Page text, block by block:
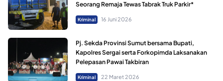
Seorang Remaja Tewas Tabrak Truk Parkir*
Kriminal 16 Juni 2026
Pj. Sekda Provinsi Sumut bersama Bupati,
Kapolres Sergai serta Forkopimda Laksanakan
Pelepasan Pawai Takbiran
Kriminal 22 Maret 2026